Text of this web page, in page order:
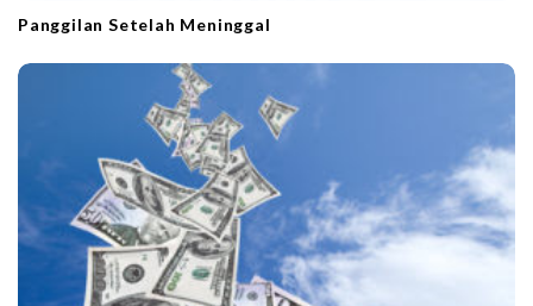
Panggilan Setelah Meninggal